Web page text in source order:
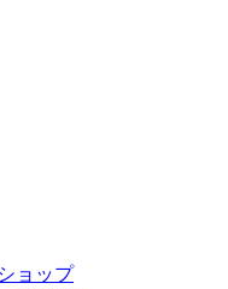
ョップ